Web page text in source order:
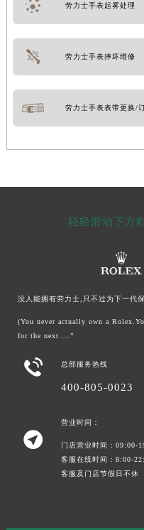
劳力士手表起雾处理
劳力士手表摔坏维修
劳力士手表表带更换/
轻轻滑动下方
没人能拥有劳力士,只不过为下一代
(You never actually own a
for the next ...”
 总部服务热线
400-805-0023

营业时间：
门店营业时间：09:00-
客服在线时间：8:00-
客服及门店节假日不休